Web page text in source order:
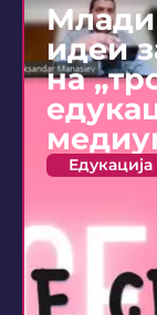
Млади
идеи
на
Едукација